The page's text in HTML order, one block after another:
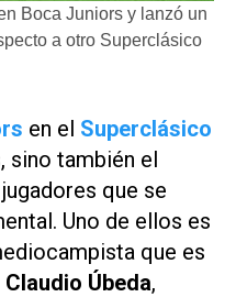
Boca Juniors y lanzó un
a otro Superclásico
en el Superclásico
sino también el
que se
Uno de ellos es
que es
Claudio Úbeda,